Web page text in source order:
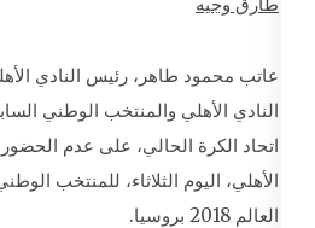
عاتب محمود طاهر، رئيس النادي
النادي الأهلي والمنتخب الوطني
اتحاد الكرة الحالي، على عدم الحضور
الأهلي، اليوم الثلاثاء، للمنتخب
العالم 2018 بروسيا.